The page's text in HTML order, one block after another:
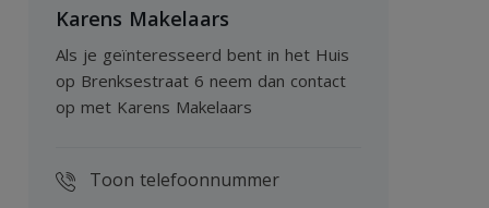
Karens Makelaars
Als je geïnteresseerd bent in het Huis
op Brenksestraat 6 neem dan contact
op met Karens Makelaars
Toon telefoonnummer